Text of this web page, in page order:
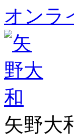
オンラ
矢野大